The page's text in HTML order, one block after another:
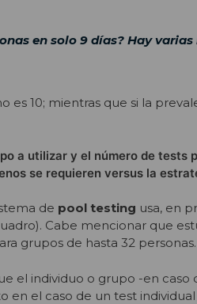
en solo 9 días? Hay
10; mientras que si la
a utilizar y el número de tests
se requieren versus la
de pool testing usa, en
Cabe mencionar que
grupos de hasta 32 personas.
el individuo o grupo -en caso
en el caso de un test